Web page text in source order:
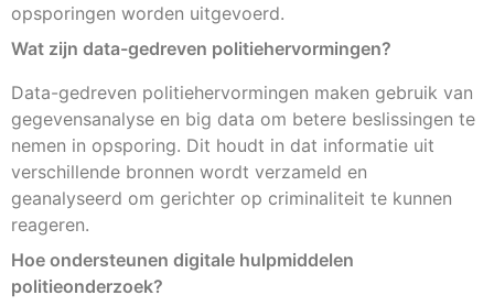
opsporingen worden uitgevoerd.
Wat zijn data-gedreven politiehervormingen?
Data-gedreven politiehervormingen maken gebruik van
gegevensanalyse en big data om betere beslissingen te
nemen in opsporing. Dit houdt in dat informatie uit
verschillende bronnen wordt verzameld en
geanalyseerd om gerichter op criminaliteit te kunnen
reageren.
Hoe ondersteunen digitale hulpmiddelen
politieonderzoek?